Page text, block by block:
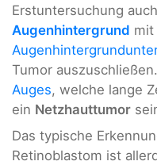
Erstuntersuchung
Augenhintergrund mit
Tumor
Auges, welche lange
ein Netzhauttumor
Das typische
Retinoblastom ist